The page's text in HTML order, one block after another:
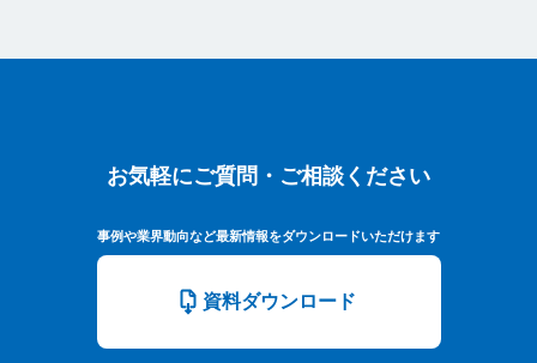
お気軽にご質問・ご相談ください
お気軽にご質問・ご相談ください
事例や業界動向など最新情報をダウンロードいただけます
資料ダウンロード